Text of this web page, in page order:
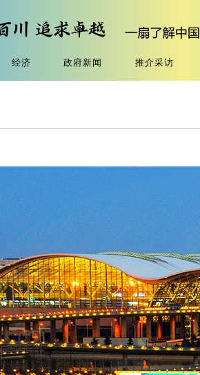
经济 政府新闻 推介采访